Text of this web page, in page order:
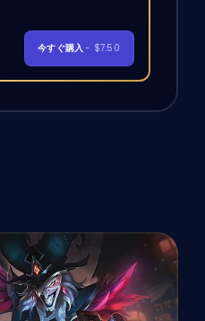
今すぐ購入- $7.50